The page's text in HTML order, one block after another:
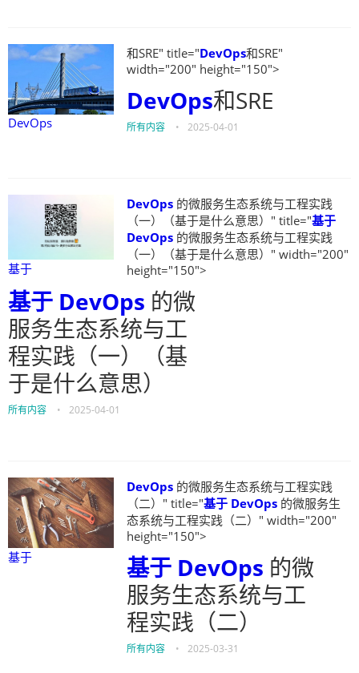
DevOps
和SRE" title="DevOps和SRE"
width="200" height="150">
DevOps和SRE
所有内容 • 2025-04-01
基于
DevOps 的微服务生态系统与工程实践
（一）（基于是什么意思）" title="基于
DevOps 的微服务生态系统与工程实践
（一）（基于是什么意思）" width="200"
height="150">
基于 DevOps 的微
服务生态系统与工
程实践（一）（基
于是什么意思）
所有内容 • 2025-04-01
基于
DevOps 的微服务生态系统与工程实践
（二）" title="基于 DevOps 的微服务生
态系统与工程实践（二）" width="200"
height="150">
基于 DevOps 的微
服务生态系统与工
程实践（二）
所有内容 • 2025-03-31